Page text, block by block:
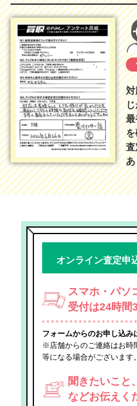
対
じ
最
を
査
あ
オンライン査定申
スマホ・パソ
受付は24時間
フォームからのお申し込み
※店舗からのご連絡はお時
等になる場合がございます。
聞きたいこと
などお伝えく